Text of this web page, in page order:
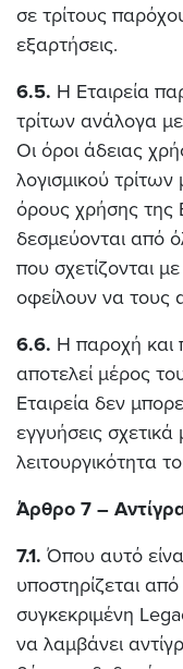
σε τρίτους
εξαρτήσεις.
6.5. Η Εταιρεία
τρίτων ανάλογα
Οι όροι άδειας
λογισμικού
όρους χρήσης της
δεσμεύονται από
που σχετίζονται
οφείλουν να τους
6.6. Η παροχή και
αποτελεί μέρος
Εταιρεία δεν
εγγυήσεις
λειτουργικότητα
Άρθρο 7 –
7.1. Όπου αυτό
υποστηρίζεται από
συγκεκριμένη
να λαμβάνει